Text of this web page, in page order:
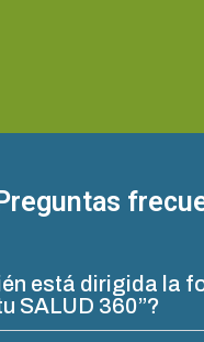
Preguntas
está dirigida la
SALUD 360”?